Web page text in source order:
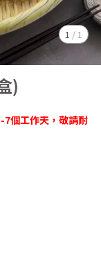
1 / 1
)
個工作天，敬請耐